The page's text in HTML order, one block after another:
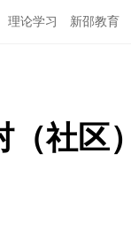
理论学习 新邵教育
（社区